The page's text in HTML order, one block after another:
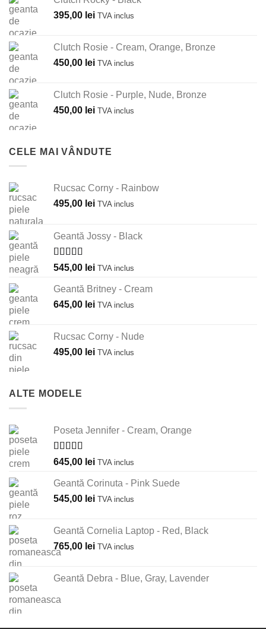
395,00 lei TVA inclus
Clutch Rosie - Cream, Orange, Bronze
450,00 lei TVA inclus
Clutch Rosie - Purple, Nude, Bronze
450,00 lei TVA inclus
CELE MAI VÂNDUTE
Rucsac Corny - Rainbow
495,00 lei TVA inclus
Geantă Jossy - Black
Evaluat la
din 5
545,00 lei TVA inclus
Geantă Britney - Cream
645,00 lei TVA inclus
Rucsac Corny - Nude
495,00 lei TVA inclus
ALTE MODELE
Poseta Jennifer - Cream, Orange
Evaluat la
din 5
645,00 lei TVA inclus
Geantă Corinuta - Pink Suede
545,00 lei TVA inclus
Geantă Cornelia Laptop - Red, Black
765,00 lei TVA inclus
Geantă Debra - Blue, Gray, Lavender